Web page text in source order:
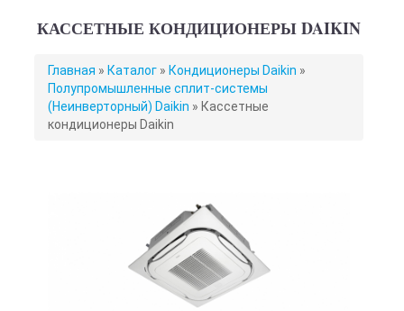
КАССЕТНЫЕ КОНДИЦИОНЕРЫ DAIKIN
ВЫ
ЗДЕСЬ
Главная » Каталог » Кондиционеры Daikin »
Полупромышленные сплит-системы
(Неинверторный) Daikin » Кассетные
кондиционеры Daikin